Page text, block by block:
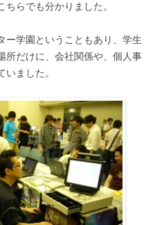
らでも分かりました。
ー学園ということもあり、学生
所だけに、会社関係や、個人事
ました。